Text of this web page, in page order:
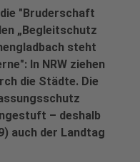
"Bruderschaft
„Begleitschutz
steht
In NRW ziehen
die Städte. Die
– deshalb
auch der Landtag